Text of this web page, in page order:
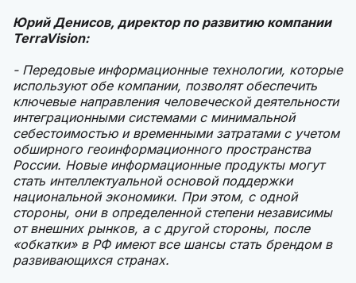
Юрий Денисов, директор по развитию компании
TerraVision:
- Передовые информационные технологии, которые
используют обе компании, позволят обеспечить
ключевые направления человеческой деятельности
интеграционными системами с минимальной
себестоимостью и временными затратами с учетом
обширного геоинформационного пространства
России. Новые информационные продукты могут
стать интеллектуальной основой поддержки
национальной экономики. При этом, с одной
стороны, они в определенной степени независимы
от внешних рынков, а с другой стороны, после
«обкатки» в РФ имеют все шансы стать брендом в
развивающихся странах.